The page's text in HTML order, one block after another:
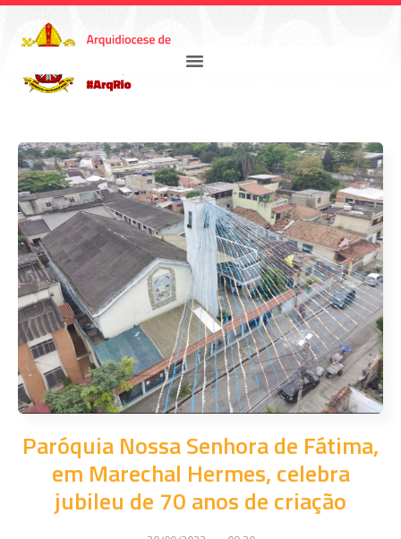
Paróquia Nossa Senhora de Fátima,
em Marechal Hermes, celebra
jubileu de 70 anos de criação